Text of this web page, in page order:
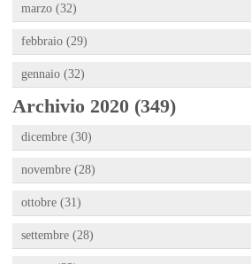
marzo (32)
febbraio (29)
gennaio (32)
Archivio 2020 (349)
dicembre (30)
novembre (28)
ottobre (31)
settembre (28)